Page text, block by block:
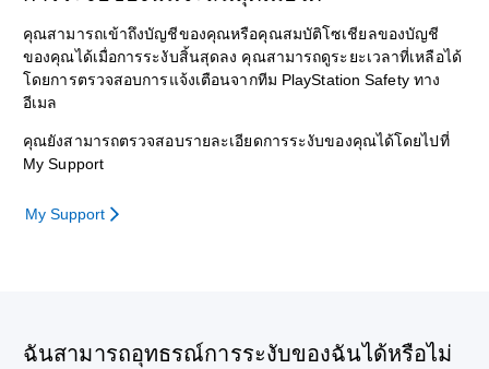
คุณสามารถเข้าถึงบัญชีของคุณหรือคุณสมบัติโซเชียลของบัญชี
ของคุณได้เมื่อการระงับสิ้นสุดลง คุณสามารถดูระยะเวลาที่เหลือได้
โดยการตรวจสอบการแจ้งเตือนจากทีม PlayStation Safety ทาง
อีเมล
คุณยังสามารถตรวจสอบรายละเอียดการระงับของคุณได้โดยไปที่
My Support
My Support
ฉันสามารถอุทธรณ์การระงับของฉันได้หรือไม่